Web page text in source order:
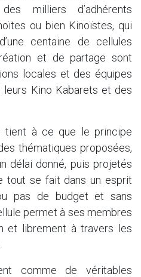
milliers d’adhérents
ou bien Kinoïstes, qui
centaine de cellules
et de partage sont
locales et des équipes
leurs Kino Kabarets et des
tient à ce que le principe
thématiques proposées,
délai donné, puis projetés
tout se fait dans un esprit
pas de budget et sans
permet à ses membres
et librement à travers les
comme de véritables